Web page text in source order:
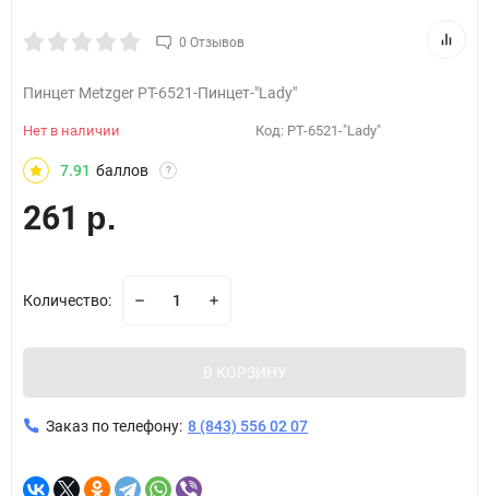
0 Отзывов
Пинцет Metzger РТ-6521-Пинцет-"Lady"
Нет в наличии Код: PT-6521-"Lady"
7.91 баллов ?
261 р.
Количество:
В КОРЗИНУ
Заказ по телефону: 8 (843) 556 02 07